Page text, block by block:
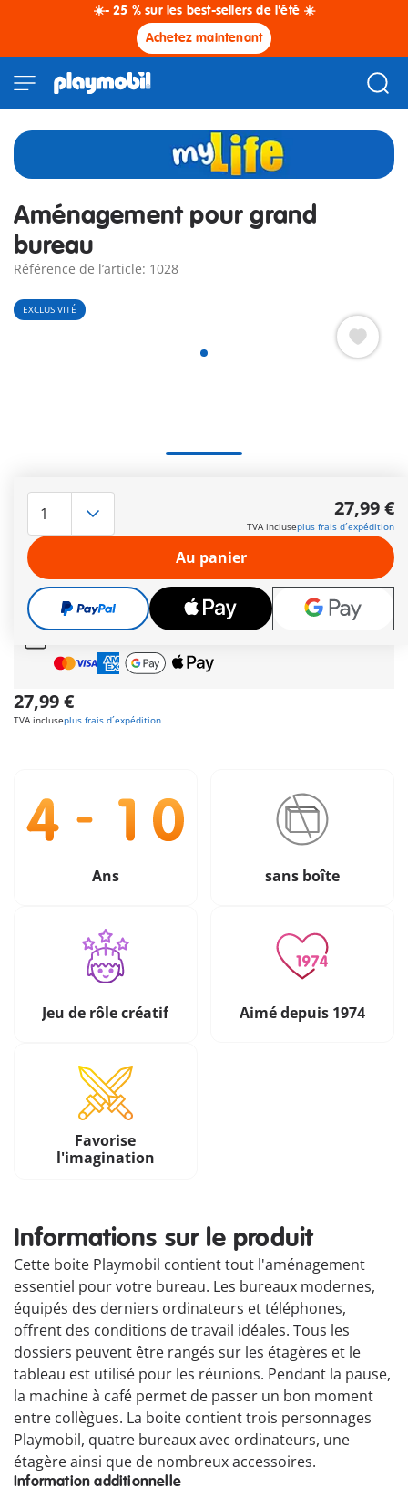
☀️- 25 % sur les best-sellers de l'été ☀️
Achetez maintenant
Aménagement pour grand
bureau
Référence de l’article: 1028
EXCLUSIVITÉ
téléphones, de nombreuses fournitures de bureaux ainsi que
trois personnages Playmobil.
Autres informations
de livraison 4 à 7 jours ouvrés
Cadeauincroyable offert dès 35 € d’achat!
Livraison gratuite
pour toute commande dès60 €
27,99 €
TVA incluseplus frais d´expédition
27,99 €
TVA incluseplus frais d´expédition
Au panier
Ans sans boîte
Jeu de rôle créatif Aimé depuis 1974
Favorise
l'imagination
Informations sur le produit
Cette boite Playmobil contient tout l'aménagement
essentiel pour votre bureau. Les bureaux modernes,
équipés des derniers ordinateurs et téléphones,
offrent des conditions de travail idéales. Tous les
dossiers peuvent être rangés sur les étagères et le
tableau est utilisé pour les réunions. Pendant la pause,
la machine à café permet de passer un bon moment
entre collègues. La boite contient trois personnages
Playmobil, quatre bureaux avec ordinateurs, une
étagère ainsi que de nombreux accessoires.
Information additionnelle